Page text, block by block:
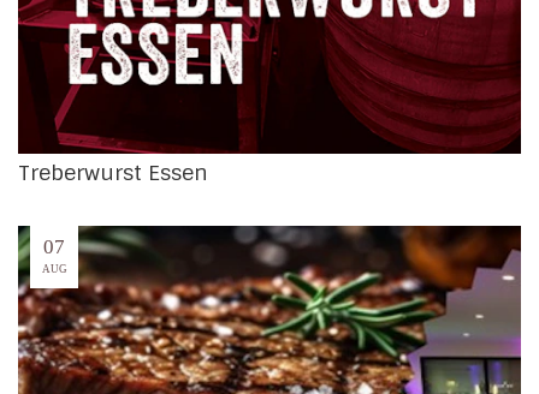
Treberwurst Essen
07
AUG